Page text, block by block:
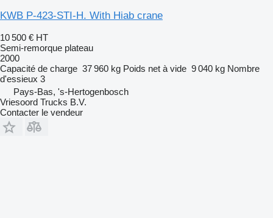
KWB P-423-STI-H. With Hiab crane
10 500 € HT
Semi-remorque plateau
2000
Capacité de charge 37 960 kg Poids net à vide 9 040 kg Nombre
d'essieux 3
Pays-Bas, 's-Hertogenbosch
Vriesoord Trucks B.V.
Contacter le vendeur